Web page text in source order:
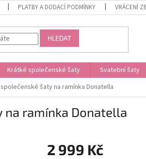
PLATBY A DODACÍ PODMÍNKY VRÁCENÍ
HLEDAT
Krátké společenské šaty Svatební šaty
šaty na ramínka Donatella
ramínka Donatella
2 999 Kč